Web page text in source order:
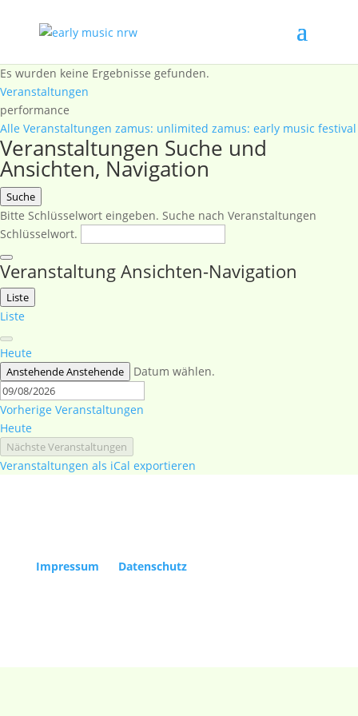
Es wurden keine Ergebnisse gefunden.
Veranstaltungen
performance
Alle Veranstaltungen zamus: unlimited zamus: early music festival
Veranstaltungen Suche und
Ansichten, Navigation
Suche
Bitte Schlüsselwort eingeben. Suche nach Veranstaltungen
Schlüsselwort.
Veranstaltung Ansichten-Navigation
Liste
Liste
Heute
AnstehendeAnstehende Datum wählen.
Vorherige Veranstaltungen
Heute
NächsteVeranstaltungen
Veranstaltungen als iCal exportieren
Impressum
Datenschutz